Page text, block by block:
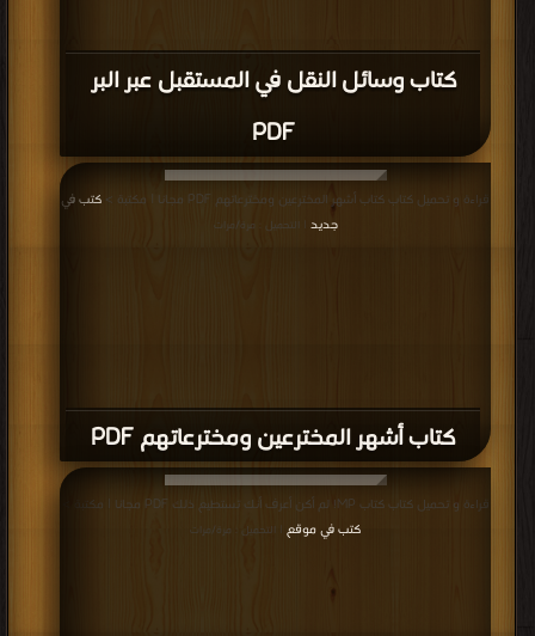
كتاب وسائل النقل في المستقبل عبر البر
PDF
كتاب أشهر المخترعين ومخترعاتهم PDF
قراءة و تحميل كتاب كتاب أشهر المخترعين ومخترعاتهم PDF مجانا | مكتبة >
كتب في
جديد | التحميل : مرة/مرات
قراءة و تحميل كتاب كتاب MP! لم أكن أعرف أنك تستطيع ذلك PDF مجانا | مكتبة >
كتب في موقع
| التحميل : مرة/مرات